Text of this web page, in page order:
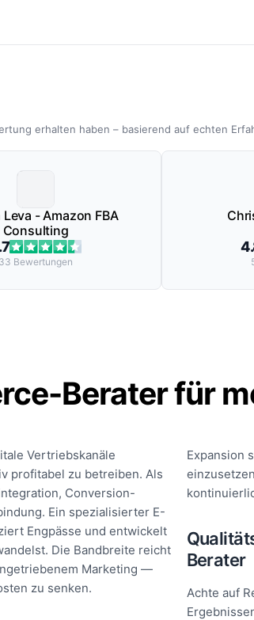
erhalten haben – basierend auf echten
- Amazon FBA
Consulting
33 Bewertungen
Berater für
Vertriebskanäle
profitabel zu betreiben. Als
Conversion-
Ein spezialisierter E-
Engpässe und entwickelt
Die Bandbreite reicht
Marketing —
zu senken.
Expansion
Berater
Achte auf